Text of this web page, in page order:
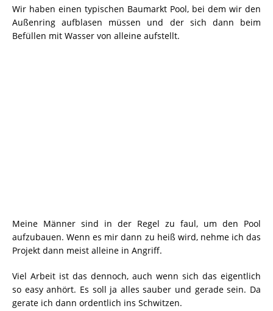
Wir haben einen typischen Baumarkt Pool, bei dem wir den
Außenring aufblasen müssen und der sich dann beim
Befüllen mit Wasser von alleine aufstellt.
Meine Männer sind in der Regel zu faul, um den Pool
aufzubauen. Wenn es mir dann zu heiß wird, nehme ich das
Projekt dann meist alleine in Angriff.
Viel Arbeit ist das dennoch, auch wenn sich das eigentlich
so easy anhört. Es soll ja alles sauber und gerade sein. Da
gerate ich dann ordentlich ins Schwitzen.